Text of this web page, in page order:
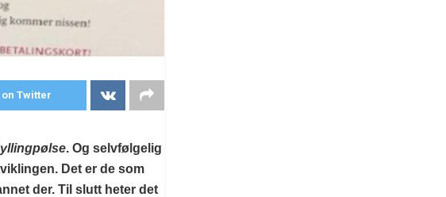
Twitter
. Og selvfølgelig
Det er de som
der. Til slutt heter det